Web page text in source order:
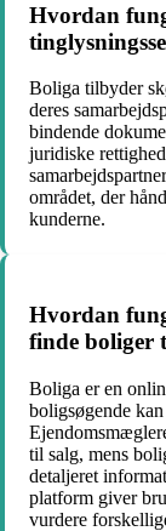
Hvordan
Boliga tilbyder
deres
bindende
juridiske
området, der
kunderne.
Hvordan
finde boliger
Boliga er en
boligsøgende
til salg, mens
detaljeret
platform giver
vurdere